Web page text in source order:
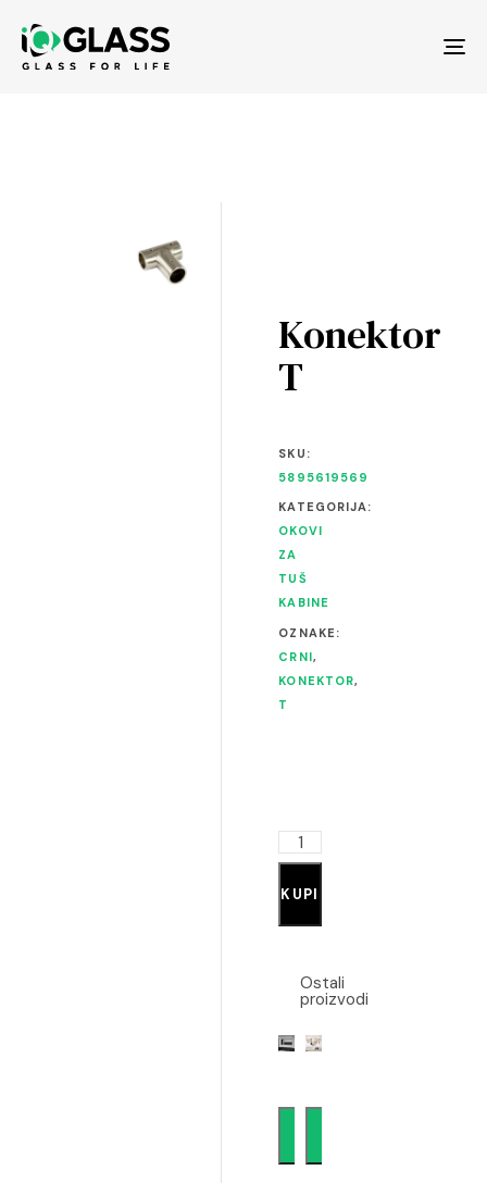
Konektor
T
SKU:
5895619569
KATEGORIJA:
OKOVI
ZA
TUŠ
KABINE
OZNAKE:
CRNI,
KONEKTOR,
T
KUPI
Ostali
proizvodi